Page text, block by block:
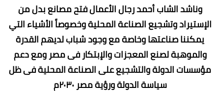
وناشد الشاب أحمد رجال الأعمال فتح مصانع بدل من
الإستيراد وتشجيع الصناعة المحلية وخصوصاً الأشياء التي
يمكننا صناعتها وخاصة مع وجود شباب لديهم القدرة
والموهبة لصنع المعجزات والإبتكار فى مصر ومع دعم
مؤسسات الدولة والتشجيع على الصناعة المحلية فى ظل
سياسة الدولة ورؤية مصر ٢٠٣٠م